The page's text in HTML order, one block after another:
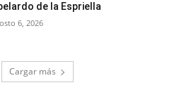
de la Espriella
6, 2026
Cargar más